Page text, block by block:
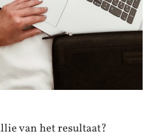
van het resultaat?